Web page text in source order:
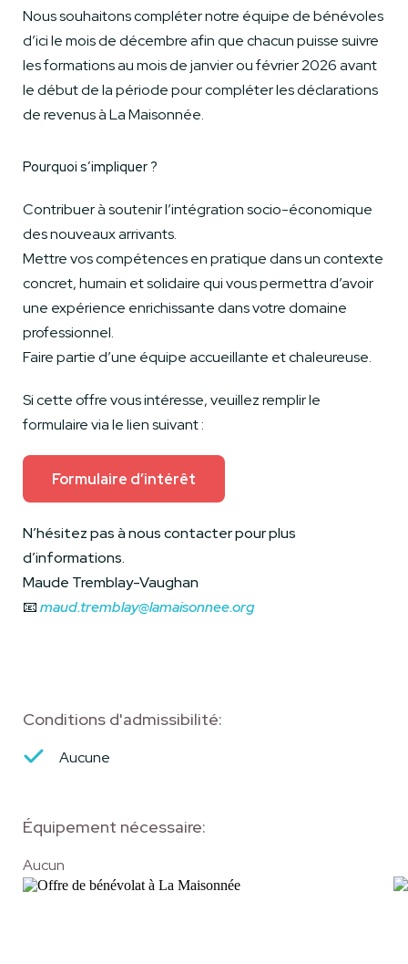
Nous souhaitons compléter notre équipe de bénévoles
d’ici le mois de décembre afin que chacun puisse suivre
les formations au mois de janvier ou février 2026 avant
le début de la période pour compléter les déclarations
de revenus à La Maisonnée.
Pourquoi s’impliquer ?
Contribuer à soutenir l’intégration socio-économique
des nouveaux arrivants.
Mettre vos compétences en pratique dans un contexte
concret, humain et solidaire qui vous permettra d’avoir
une expérience enrichissante dans votre domaine
professionnel.
Faire partie d’une équipe accueillante et chaleureuse.
Si cette offre vous intéresse, veuillez remplir le
formulaire via le lien suivant :
Formulaire d’intérêt
N’hésitez pas à nous contacter pour plus
d’informations.
Maude Tremblay-Vaughan
📧maud.tremblay@lamaisonnee.org
Conditions d'admissibilité:
Aucune
Équipement nécessaire:
Aucun